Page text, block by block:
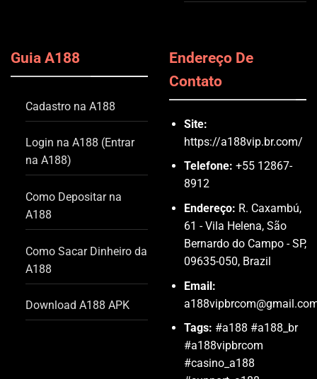
Guia A188
Cadastro na A188
Login na A188 (Entrar
na A188)
Como Depositar na
A188
Como Sacar Dinheiro da
A188
Download A188 APK
Endereço De
Contato
Site:
https://a188vip.br.com/
Telefone: +55 12867-
8912
Endereço: R. Caxambú,
61 - Vila Helena, São
Bernardo do Campo - SP,
09635-050, Brazil
Email:
Tags: #a188 #a188_br
#a188vipbrcom
#casino_a188